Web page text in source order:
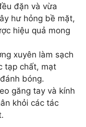
đặn và vừa
hư hỏng bề mặt,
hiệu quả mong
xuyên làm sạch
tạp chất, mạt
bóng.
găng tay và kính
khỏi các tác